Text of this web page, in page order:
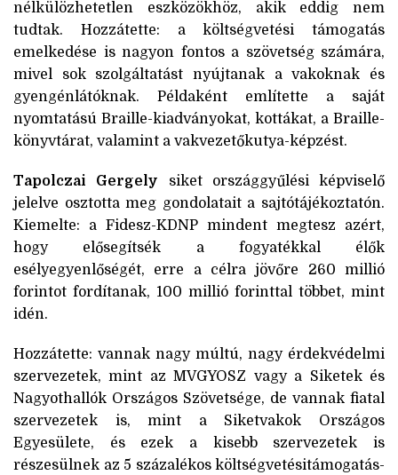
nélkülözhetetlen eszközökhöz, akik eddig nem
tudtak. Hozzátette: a költségvetési támogatás
emelkedése is nagyon fontos a szövetség számára,
mivel sok szolgáltatást nyújtanak a vakoknak és
gyengénlátóknak. Példaként említette a saját
nyomtatású Braille-kiadványokat, kottákat, a Braille-
könyvtárat, valamint a vakvezetőkutya-képzést.
Tapolczai Gergely siket országgyűlési képviselő
jelelve osztotta meg gondolatait a sajtótájékoztatón.
Kiemelte: a Fidesz-KDNP mindent megtesz azért,
hogy elősegítsék a fogyatékkal élők
esélyegyenlőségét, erre a célra jövőre 260 millió
forintot fordítanak, 100 millió forinttal többet, mint
idén.
Hozzátette: vannak nagy múltú, nagy érdekvédelmi
szervezetek, mint az MVGYOSZ vagy a Siketek és
Nagyothallók Országos Szövetsége, de vannak fiatal
szervezetek is, mint a Siketvakok Országos
Egyesülete, és ezek a kisebb szervezetek is
részesülnek az 5 százalékos költségvetésitámogatás-